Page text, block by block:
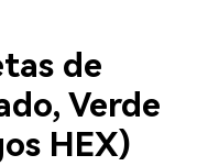
de
Verde
HEX)